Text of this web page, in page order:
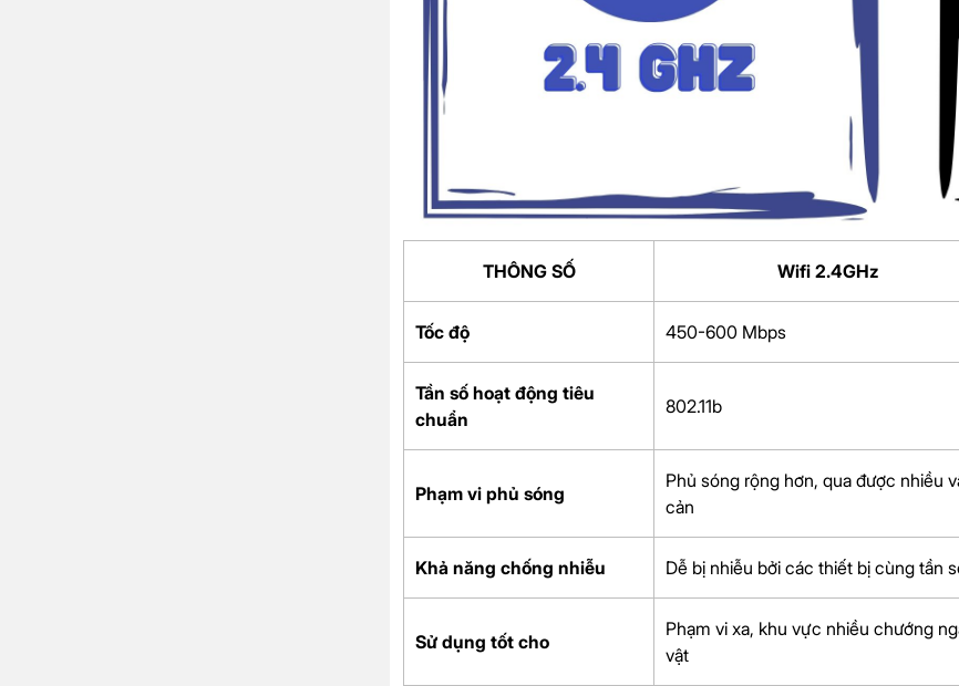
THÔNG SỐ Wifi 2.4GHz
Tốc độ 450-600 Mbps
Tần số hoạt động tiêu
chuẩn
802.11b
Phạm vi phủ sóng
Phủ sóng rộng hơn, qua được nhiều
cản
Khả năng chống nhiễu Dễ bị nhiễu bởi các thiết bị cùng tần
Sử dụng tốt cho
Phạm vi xa, khu vực nhiều chướng
vật